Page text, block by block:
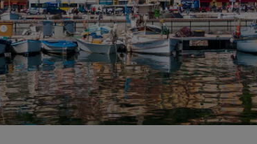
Reuniones y eventos
Descubre Radisson Meetings
Reserva un espacio de reuniones
Solicita un presupuesto
Destinos para eventos